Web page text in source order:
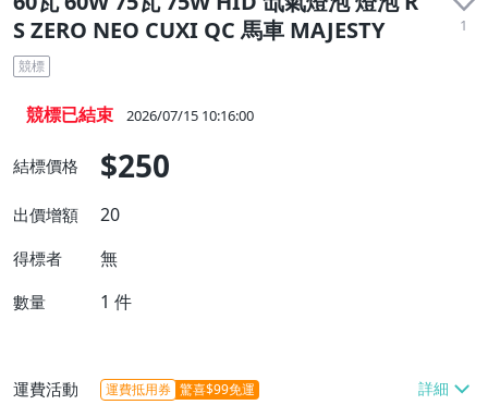
S ZERO NEO CUXI QC 馬車 MAJESTY
1
競標
競標已結束 2026/07/15 10:16:00
結標價格 $250
出價增額 20
得標者 無
數量 1 件
運費活動 運費抵用券 驚喜$99免運